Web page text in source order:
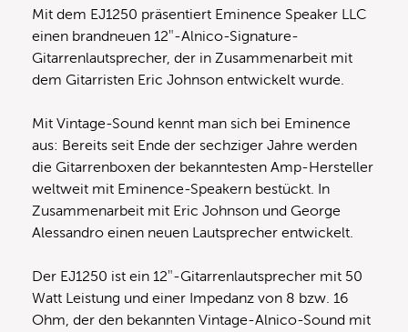
Mit dem EJ1250 präsentiert Eminence Speaker LLC
einen brandneuen 12″-Alnico-Signature-
Gitarrenlautsprecher, der in Zusammenarbeit mit
dem Gitarristen Eric Johnson entwickelt wurde.
Mit Vintage-Sound kennt man sich bei Eminence
aus: Bereits seit Ende der sechziger Jahre werden
die Gitarrenboxen der bekanntesten Amp-Hersteller
weltweit mit Eminence-Speakern bestückt. In
Zusammenarbeit mit Eric Johnson und George
Alessandro einen neuen Lautsprecher entwickelt.
Der EJ1250 ist ein 12″-Gitarrenlautsprecher mit 50
Watt Leistung und einer Impedanz von 8 bzw. 16
Ohm, der den bekannten Vintage-Alnico-Sound mit